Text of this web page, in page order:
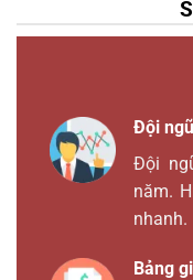
Đội
Đội
năm.
nhanh.
Bảng